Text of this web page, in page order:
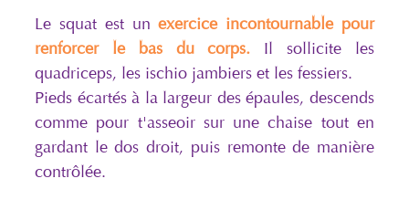
Le squat est unexercice incontournable pour
renforcer le bas du corps. Il sollicite les
quadriceps, les ischio jambiers et les fessiers.
Pieds écartés à la largeur des épaules, descends
comme pour t'asseoir sur une chaise tout en
gardant le dos droit, puis remonte de manière
contrôlée.